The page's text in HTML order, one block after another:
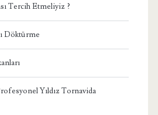
Tercih Etmeliyiz ?
Döktürme
Yıldız Tornavida